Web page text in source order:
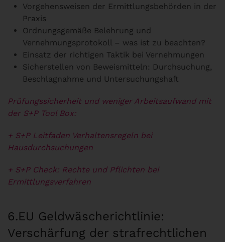
Vorgehensweisen der Ermittlungsbehörden in der
Praxis
Ordnungsgemäße Belehrung und
Vernehmungsprotokoll – was ist zu beachten?
Einsatz der richtigen Taktik bei Vernehmungen
Sicherstellen von Beweismitteln: Durchsuchung,
Beschlagnahme und Untersuchungshaft
Prüfungssicherheit und weniger Arbeitsaufwand mit
der S+P Tool Box:
+ S+P Leitfaden Verhaltensregeln bei
Hausdurchsuchungen
+ S+P Check: Rechte und Pflichten bei
Ermittlungsverfahren
6.EU Geldwäscherichtlinie:
Verschärfung der strafrechtlichen